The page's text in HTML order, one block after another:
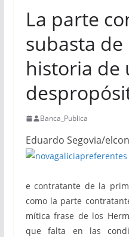
La parte
subasta de
historia de
Banca_Publica
Eduardo Segovia/
e contratante de la
como la parte
mítica frase de los
que falta en las